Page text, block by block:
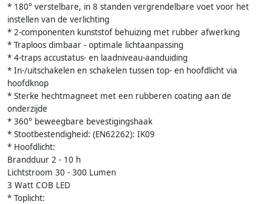
* 180° verstelbare, in 8 standen vergrendelbare voet voor het
instellen van de verlichting
* 2-componenten kunststof behuizing met rubber afwerking
* Traploos dimbaar - optimale lichtaanpassing
* 4-traps accustatus- en laadniveau-aanduiding
* In-/uitschakelen en schakelen tussen top- en hoofdlicht via
hoofdknop
* Sterke hechtmagneet met een rubberen coating aan de
onderzijde
* 360° beweegbare bevestigingshaak
* Stootbestendigheid: (EN62262): IK09
* Hoofdlicht:
Brandduur 2 - 10 h
Lichtstroom 30 - 300 Lumen
3 Watt COB LED
* Toplicht: